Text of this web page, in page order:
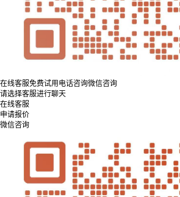
在线客服免费试用 电话咨询微信咨询
请选择客服进行聊天
在线客服
申请报价
微信咨询